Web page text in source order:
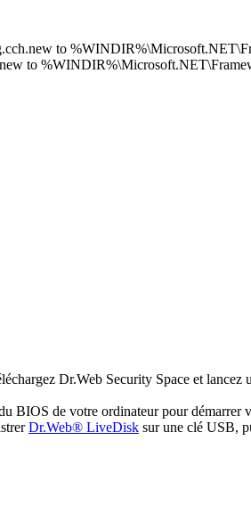
to
to
Dr.Web Security Space et
BIOS de votre ordinateur pour
Dr.Web® LiveDisk sur une clé USB,